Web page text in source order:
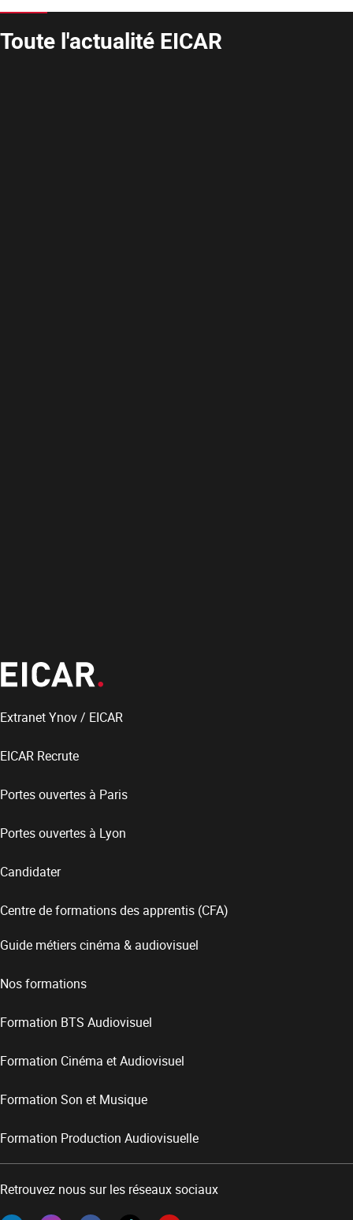
Toute l'actualité EICAR
Extranet Ynov / EICAR
EICAR Recrute
Portes ouvertes à Paris
Portes ouvertes à Lyon
Candidater
Centre de formations des apprentis (CFA)
Guide métiers cinéma & audiovisuel
Nos formations
Formation BTS Audiovisuel
Formation Cinéma et Audiovisuel
Formation Son et Musique
Formation Production Audiovisuelle
Retrouvez nous sur les réseaux sociaux